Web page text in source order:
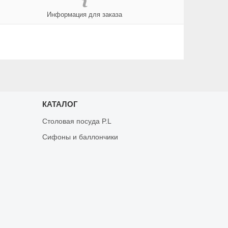
Информация для заказа
КАТАЛОГ
Столовая посуда P.L
Сифоны и баллончики